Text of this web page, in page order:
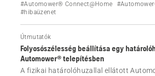
#Automower® Connect@Home
#hibaüzenet
Útmutatók
Folyosószélesség beállítása egy
Automower® telepítésben
A fizikai határolóhuzallal ellátott